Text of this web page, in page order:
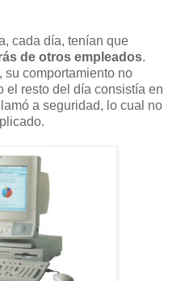
cada día, tenían que
de otros empleados.
su comportamiento no
el resto del día consistía en
a seguridad, lo cual no